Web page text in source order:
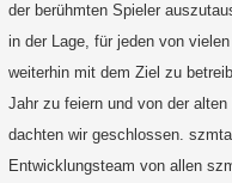
der berühmten Spieler
in der Lage, für jeden von
weiterhin mit dem Ziel zu
Jahr zu feiern und von der
dachten wir geschlossen.
Entwicklungsteam von allen